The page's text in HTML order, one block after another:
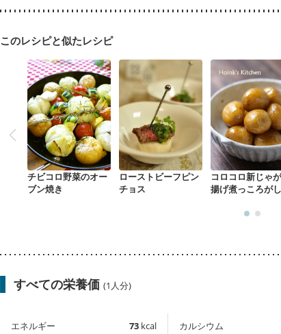
関節リウマチ
乾癬 フレイル（年齢に合わせた体作り） 低
このレシピと似たレシピ
チビコロ野菜のオー
ブン焼き
ローストビーフピン
チョス
コロコロ新じゃ
揚げ煮っころがし
すべての栄養価 (1人分)
エネルギー 73 kcal
カルシウム